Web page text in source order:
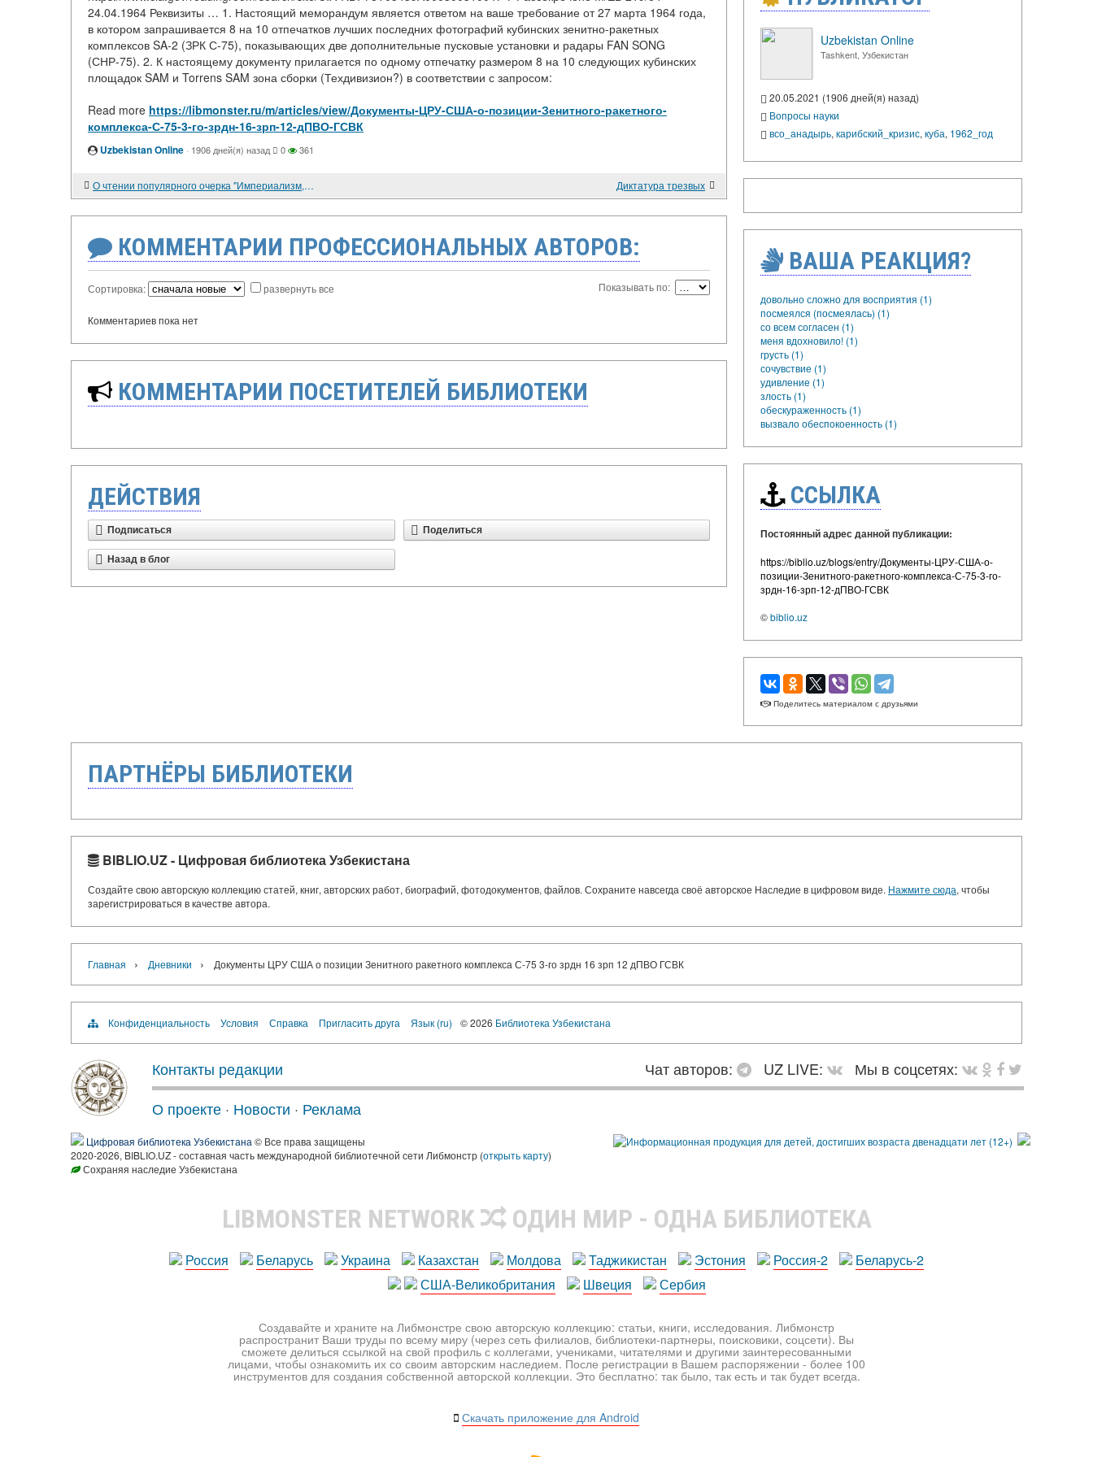
24.04.1964 Реквизиты … 1. Настоящий меморандум является ответом на ваше требование от 27 марта 1964 года,
в котором запрашивается 8 на 10 отпечатков лучших последних фотографий кубинских зенитно-ракетных
комплексов SA-2 (ЗРК С-75), показывающих две дополнительные пусковые установки и радары FAN SONG
(СНР-75). 2. К настоящему документу прилагается по одному отпечатку размером 8 на 10 следующих кубинских
площадок SAM и Torrens SAM зона сборки (Техдивизион?) в соответствии с запросом:
Read more https://libmonster.ru/m/articles/view/Документы-ЦРУ-США-о-позиции-Зенитного-ракетного-
комплекса-С-75-3-го-зрдн-16-зрп-12-дПВО-ГСВК
Uzbekistan Online · 1906 дней(я) назад 0 361
О чтении популярного очерка "Империализм, как высшая стадия капитализма". Диктатура трезвых
КОММЕНТАРИИ ПРОФЕССИОНАЛЬНЫХ АВТОРОВ:
Сортировка: развернуть все Показывать по:
Комментариев пока нет
КОММЕНТАРИИ ПОСЕТИТЕЛЕЙ БИБЛИОТЕКИ
ДЕЙСТВИЯ
Подписаться Поделиться
Назад в блог
Uzbekistan Online
Tashkent, Узбекистан
20.05.2021 (1906 дней(я) назад)
Вопросы науки
всо_анадырь, карибский_кризис, куба, 1962_год
ВАША РЕАКЦИЯ?
довольно сложно для восприятия (1)
посмеялся (посмеялась) (1)
со всем согласен (1)
меня вдохновило! (1)
грусть (1)
сочувствие (1)
удивление (1)
злость (1)
обескураженность (1)
вызвало обеспокоенность (1)
ССЫЛКА
Постоянный адрес данной публикации:
https://biblio.uz/blogs/entry/Документы-ЦРУ-США-о-
позиции-Зенитного-ракетного-комплекса-С-75-3-го-
зрдн-16-зрп-12-дПВО-ГСВК
©biblio.uz
Поделитесь материалом с друзьями
ПАРТНЁРЫ БИБЛИОТЕКИ
BIBLIO.UZ - Цифровая библиотека Узбекистана
Создайте свою авторскую коллекцию статей, книг, авторских работ, биографий, фотодокументов, файлов. Сохраните навсегда своё авторское Наследие в цифровом виде. Нажмите сюда, чтобы
зарегистрироваться в качестве автора.
Главная › Дневники › Документы ЦРУ США о позиции Зенитного ракетного комплекса С-75 3-го зрдн 16 зрп 12 дПВО ГСВК
Конфиденциальность Условия Справка Пригласить друга Язык (ru) © 2026 Библиотека Узбекистана
Контакты редакции Чат авторов: UZ LIVE:
Мы в соцсетях:
О проекте · Новости · Реклама
Цифровая библиотека Узбекистана © Все права защищены
2020-2026, BIBLIO.UZ - составная часть международной библиотечной сети Либмонстр (открыть карту)
Сохраняя наследие Узбекистана
LIBMONSTER NETWORK ОДИН МИР - ОДНА БИБЛИОТЕКА
Россия Беларусь Украина Казахстан Молдова Таджикистан Эстония Россия-2
Беларусь-2
США-Великобритания
Швеция Сербия
Создавайте и храните на Либмонстре свою авторскую коллекцию: статьи, книги, исследования. Либмонстр
распространит Ваши труды по всему миру (через сеть филиалов, библиотеки-партнеры, поисковики, соцсети). Вы
сможете делиться ссылкой на свой профиль с коллегами, учениками, читателями и другими заинтересованными
лицами, чтобы ознакомить их со своим авторским наследием. После регистрации в Вашем распоряжении - более 100
инструментов для создания собственной авторской коллекции. Это бесплатно: так было, так есть и так будет всегда.
Скачать приложение для Android